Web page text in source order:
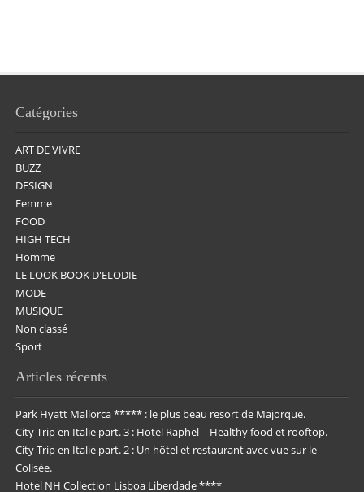
Catégories
ART DE VIVRE
BUZZ
DESIGN
Femme
FOOD
HIGH TECH
Homme
LE LOOK BOOK D'ELODIE
MODE
MUSIQUE
Non classé
Sport
Articles récents
Park Hyatt Mallorca ***** : le plus beau resort de Majorque.
City Trip en Italie part. 3 : Hotel Raphël – Healthy food et rooftop.
City Trip en Italie part. 2 : Un hôtel et restaurant avec vue sur le
Colisée.
Hotel NH Collection Lisboa Liberdade ****